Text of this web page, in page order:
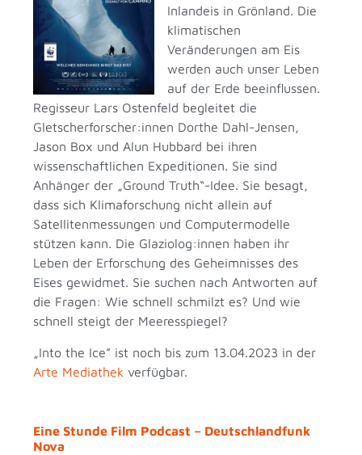
Inlandeis in Grönland. Die
klimatischen
Veränderungen am Eis
werden auch unser Leben
auf der Erde beeinflussen.
Regisseur Lars Ostenfeld begleitet die
Gletscherforscher:innen Dorthe Dahl-Jensen,
Jason Box und Alun Hubbard bei ihren
wissenschaftlichen Expeditionen. Sie sind
Anhänger der „Ground Truth“-Idee. Sie besagt,
dass sich Klimaforschung nicht allein auf
Satellitenmessungen und Computermodelle
stützen kann. Die Glaziolog:innen haben ihr
Leben der Erforschung des Geheimnisses des
Eises gewidmet. Sie suchen nach Antworten auf
die Fragen: Wie schnell schmilzt es? Und wie
schnell steigt der Meeresspiegel?
„Into the Ice” ist noch bis zum 13.04.2023 in der
Arte Mediathek verfügbar.
Eine Stunde Film Podcast – Deutschlandfunk
Nova